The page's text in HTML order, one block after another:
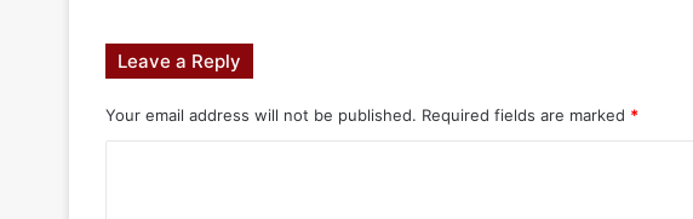
Leave a Reply
Your email address will not be published. Required fields are marked *